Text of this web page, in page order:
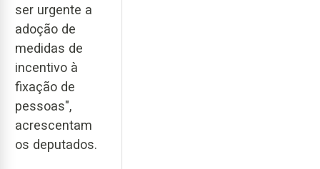
ser urgente a
adoção de
medidas de
incentivo à
fixação de
pessoas",
acrescentam
os deputados.